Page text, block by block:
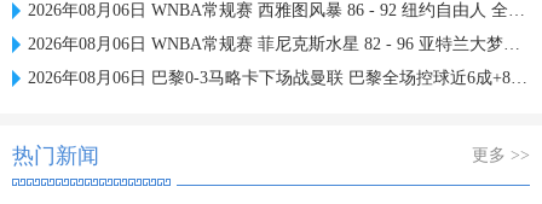
2026年08月06日 WNBA常规赛 西雅图风暴 86 - 92 纽约自由人 全场集锦
2026年08月06日 WNBA常规赛 菲尼克斯水星 82 - 96 亚特兰大梦想 全场集锦
2026年08月06日 巴黎0-3马略卡下场战曼联 巴黎全场控球近6成+8射3正未果
热门新闻 更多 >>